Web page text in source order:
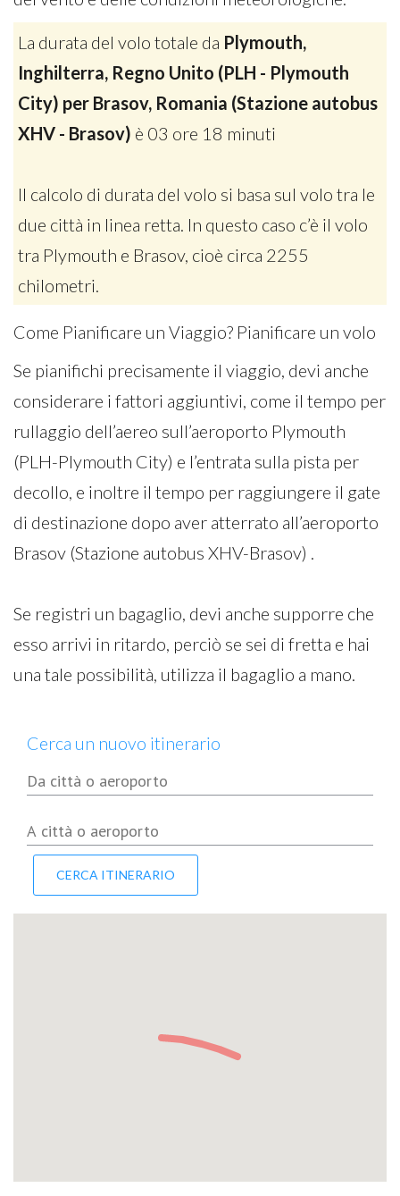
La durata del volo totale da Plymouth,
Inghilterra, Regno Unito (PLH - Plymouth
City) per Brasov, Romania (Stazione autobus
XHV - Brasov) è 03 ore 18 minuti
Il calcolo di durata del volo si basa sul volo tra le
due città in linea retta. In questo caso c’è il volo
tra Plymouth e Brasov, cioè circa 2255
chilometri.
Come Pianificare un Viaggio? Pianificare un volo
Se pianifichi precisamente il viaggio, devi anche
considerare i fattori aggiuntivi, come il tempo per
rullaggio dell’aereo sull’aeroporto Plymouth
(PLH-Plymouth City) e l’entrata sulla pista per
decollo, e inoltre il tempo per raggiungere il gate
di destinazione dopo aver atterrato all’aeroporto
Brasov (Stazione autobus XHV-Brasov) .
Se registri un bagaglio, devi anche supporre che
esso arrivi in ritardo, perciò se sei di fretta e hai
una tale possibilità, utilizza il bagaglio a mano.
Cerca un nuovo itinerario